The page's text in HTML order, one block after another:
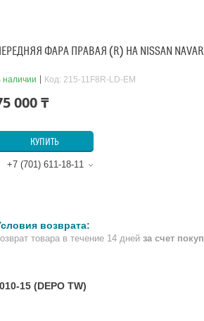
ФАРА ПРАВАЯ (R) НА NISSAN
наличии Код: 215-11F8R-LD-EM
000 ₸
КУПИТЬ
+7 (701) 611-18-11
товара в течение 14 дней за счет
15 (DEPO TW)